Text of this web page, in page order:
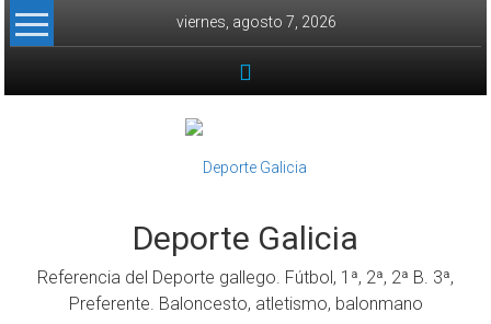
Skip to content
viernes, agosto 7, 2026
Deporte Galicia
Referencia del Deporte gallego. Fútbol, 1ª, 2ª, 2ª B. 3ª,
Preferente. Baloncesto, atletismo, balonmano